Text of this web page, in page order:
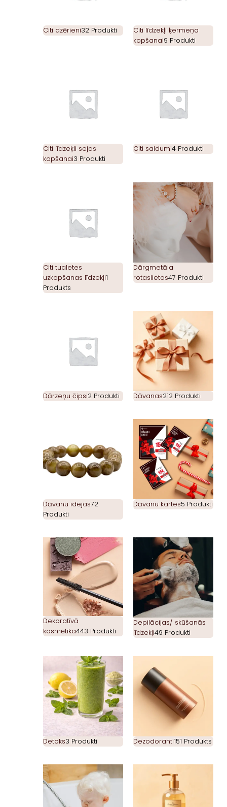
Citi dzērieni32 Produkti
Citi līdzekļi ķermeņa
kopšanai9 Produkti
Citi līdzeķli sejas
kopšanai3 Produkti
Citi saldumi4 Produkti
Citi tualetes
uzkopšanas līdzekļi1
Produkts
Dārgmetāla
rotaslietas47 Produkti
Dārzeņu čipsi2 Produkti Dāvanas212 Produkti
Dāvanu idejas72
Produkti
Dāvanu kartes5 Produkti
Dekoratīvā
kosmētika443 Produkti
Depilācijas/ skūšanās
līdzekļi49 Produkti
Detoks3 Produkti Dezodoranti151 Produkts